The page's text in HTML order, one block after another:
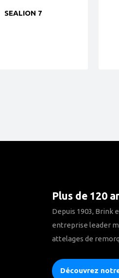
SEALION 7
Plus de 120
Depuis 1903, Brink
entreprise leader
attelages de
Découvrez